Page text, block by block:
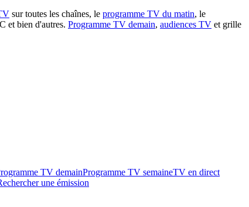
sur toutes les chaînes, le programme TV du matin, le
et bien d'autres. Programme TV demain, audiences TV et grille
TV demainProgramme TV semaineTV en direct
une émission